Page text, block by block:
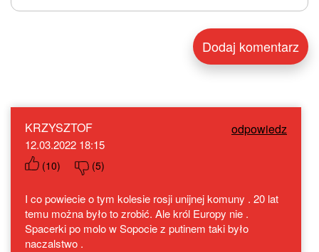
KRZYSZTOF odpowiedz
12.03.2022 18:15
(10) (5)
I co powiecie o tym kolesie rosji unijnej komuny . 20 lat
temu można było to zrobić. Ale król Europy nie .
Spacerki po molo w Sopocie z putinem taki było
naczalstwo .